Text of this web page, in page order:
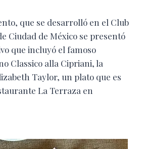
que se desarrolló en el Club
Ciudad de México se presentó
que incluyó el famoso
Classico alla Cipriani, la
Taylor, un plato que es
La Terraza en